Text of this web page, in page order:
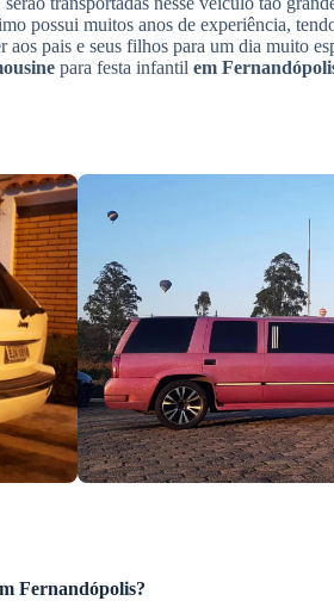
possui muitos anos de experiência,
aos pais e seus filhos para um dia muito
para festa infantil em
Fernandópolis?